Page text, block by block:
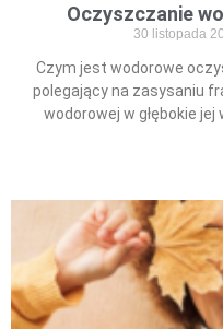
Oczyszczanie
30 listopada
Czym jest wodorowe
polegający na zasysaniu
wodorowej w głębokie